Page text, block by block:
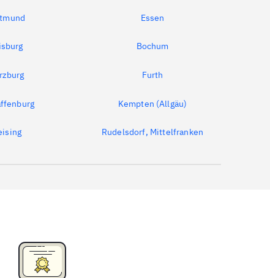
Essen
Bochum
Furth
Kempten (Allgäu)
Rudelsdorf, Mittelfranken